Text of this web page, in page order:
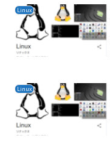
Linux
Linux